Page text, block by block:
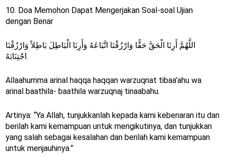
10. Doa Memohon Dapat Mengerjakan Soal-soal Ujian
dengan Benar
اللَّهُمَّ أَرِنَا الْحَقَّ حَقًّا وَارْزُقْنَا اتَّبَاعَهُ وَأَرِنَا الْبَاطِلَ بَاطِلاً وَارْزُقْنَا
اجْتِنَابَهُ.
Allaahumma arinal haqqa haqqan warzuqnat tibaa’ahu wa
arinal baathila- baathila warzuqnaj tinaabahu.
Artinya: “Ya Allah, tunjukkanlah kepada kami kebenaran itu dan
berilah kami kemampuan untuk mengikutinya, dan tunjukkan
yang salah sebagai kesalahan dan berilah kami kemampuan
untuk menjauhinya.”